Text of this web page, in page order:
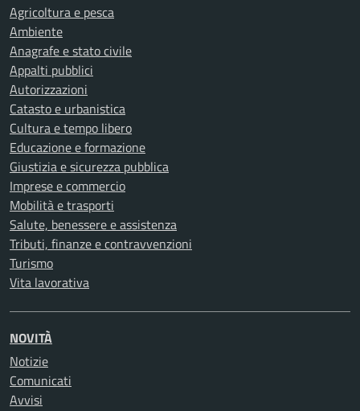
Agricoltura e pesca
Ambiente
Anagrafe e stato civile
Appalti pubblici
Autorizzazioni
Catasto e urbanistica
Cultura e tempo libero
Educazione e formazione
Giustizia e sicurezza pubblica
Imprese e commercio
Mobilità e trasporti
Salute, benessere e assistenza
Tributi, finanze e contravvenzioni
Turismo
Vita lavorativa
NOVITÀ
Notizie
Comunicati
Avvisi